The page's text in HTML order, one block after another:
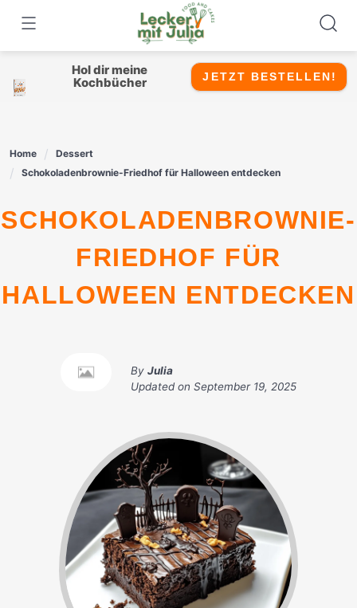
content
Hol dir meine
Kochbücher
JETZT BESTELLEN!
Home
Dessert
Schokoladenbrownie-Friedhof für Halloween entdecken
SCHOKOLADENBROWNIE-
FRIEDHOF FÜR
HALLOWEEN ENTDECKEN
By Julia
Updated on September 19, 2025